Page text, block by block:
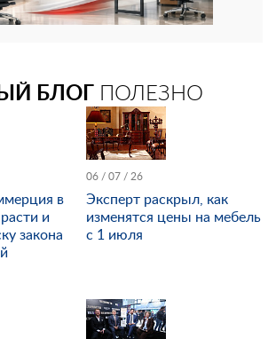
БЛОГ ПОЛЕЗНО
в
и
закона
06 / 07 / 26
Эксперт раскрыл, как
изменятся цены на мебель
с 1 июля